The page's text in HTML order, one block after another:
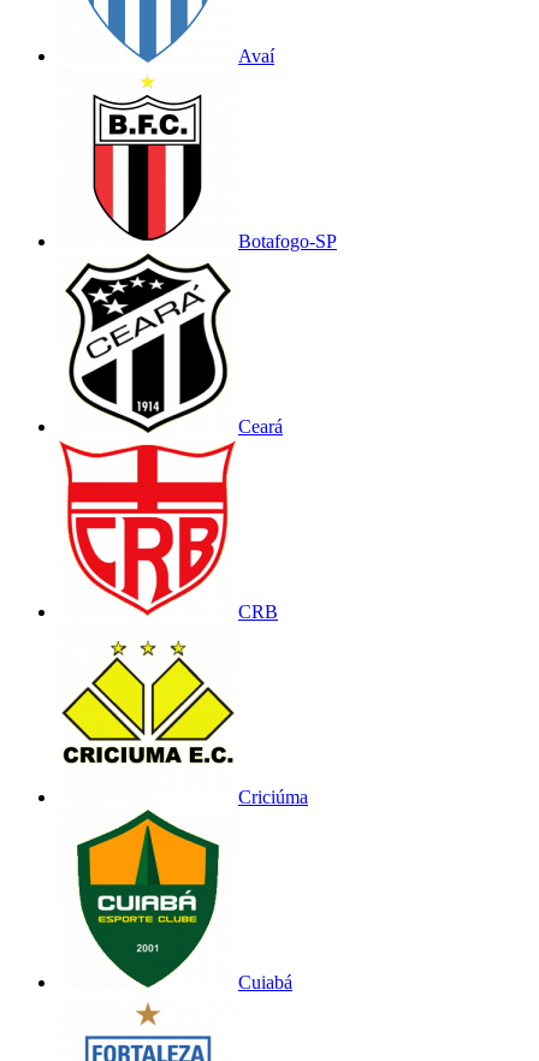
Avaí
Botafogo-SP
Ceará
CRB
Criciúma
Cuiabá